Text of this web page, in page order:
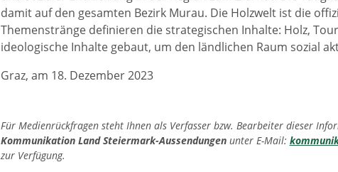
damit auf den gesamten Bezirk Murau. Die Holzwelt ist die
Themenstränge definieren die strategischen Inhalte: Holz,
ideologische Inhalte gebaut, um den ländlichen Raum sozial
Graz, am 18. Dezember 2023
Für Medienrückfragen steht Ihnen als Verfasser bzw. Bearbeiter dieser
Kommunikation Land Steiermark-Aussendungenunter E-Mail:
zur Verfügung.